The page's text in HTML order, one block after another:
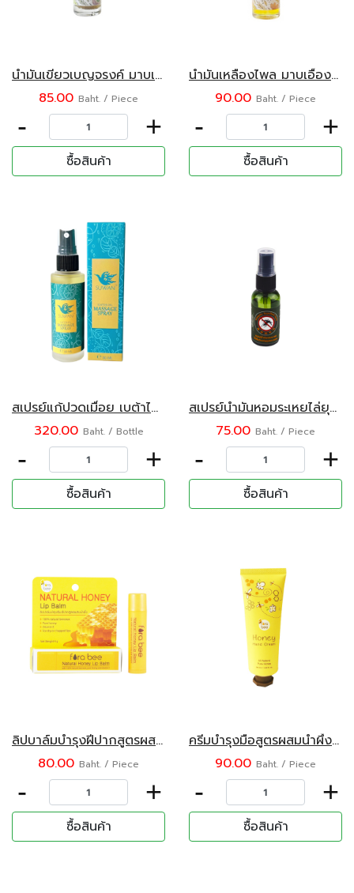
น้ำมันเขียวเบญจรงค์ มาบเอื้อง 25 มล.
85.00 Baht. / Piece
- +
ซื้อสินค้า
น้ำมันเหลืองไพล มาบเอื้อง 25 มล.
90.00 Baht. / Piece
- +
ซื้อสินค้า
สเปรย์แก้ปวดเมื่อย เบต้าไพนีน ตรา สุวรรณ 50 มล.
320.00 Baht. / Bottle
- +
ซื้อสินค้า
สเปรย์น้ำมันหอมระเหยไล่ยุง แมคนีน่า ขนาด 35 มล.
75.00 Baht. / Piece
- +
ซื้อสินค้า
ลิปบาล์มบำรุงฝีปากสูตรผสมน้ำผึ้ง ตรา ฟอร่า บี ขนาด 10 กรัม
80.00 Baht. / Piece
- +
ซื้อสินค้า
ครีมบำรุงมือสูตรผสมน้ำผึ้ง ตรา ฟอร่า บี ขนาด 30 มก.
90.00 Baht. / Piece
- +
ซื้อสินค้า